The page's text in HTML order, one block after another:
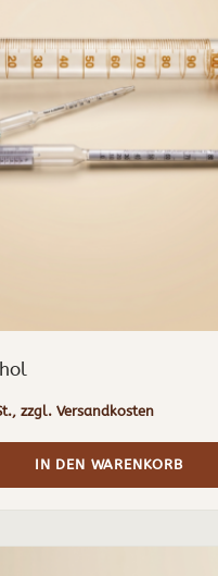
zzgl. Versandkosten
IN DEN WARENKORB